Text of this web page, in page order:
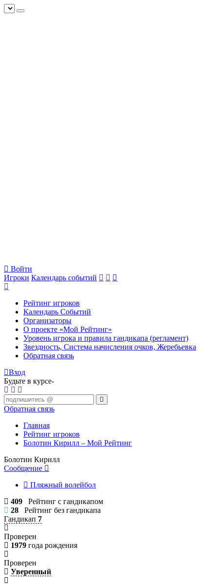
Войти
Игроки Календарь событий
Рейтинг игроков
Календарь Событий
Организаторы
О проекте «Мой Рейтинг»
Уровень игрока и правила гандикапа (регламент)
Звездность, Система начисления очков, Жеребьевка
Обратная связь
Вход
Будьте в курсе-
Обратная связь
Главная
Рейтинг игроков
Болотин Кирилл – Мой Рейтинг
Болотин Кирилл
Сообщение
Пляжный волейбол
409 Рейтинг с гандикапом
28 Рейтинг без гандикапа
Гандикап 7
Проверен
1979 года рождения
Проверен
Уверенный